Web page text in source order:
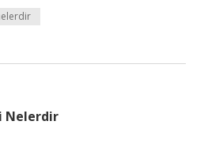
Nelerdir